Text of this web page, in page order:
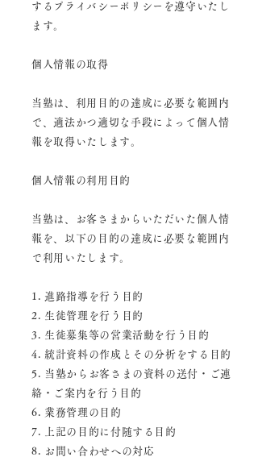
するプライバシーポリシーを遵守いたし
ます。
個人情報の取得
当塾は、利用目的の達成に必要な範囲内
で、適法かつ適切な手段によって個人情
報を取得いたします。
個人情報の利用目的
当塾は、お客さまからいただいた個人情
報を、以下の目的の達成に必要な 範囲内
で利用いたします。
1. 進路指導を行う目的
2. 生徒管理を行う目的
3. 生徒募集等の営業活動を行う目的
4. 統計資料の作成とその分析をする目的
5. 当塾からお客さまの資料の送付・ご連
絡・ご案内を行う目的
6. 業務管理の目的
7. 上記の目的に付随する目的
8. お問い合わせへの対応